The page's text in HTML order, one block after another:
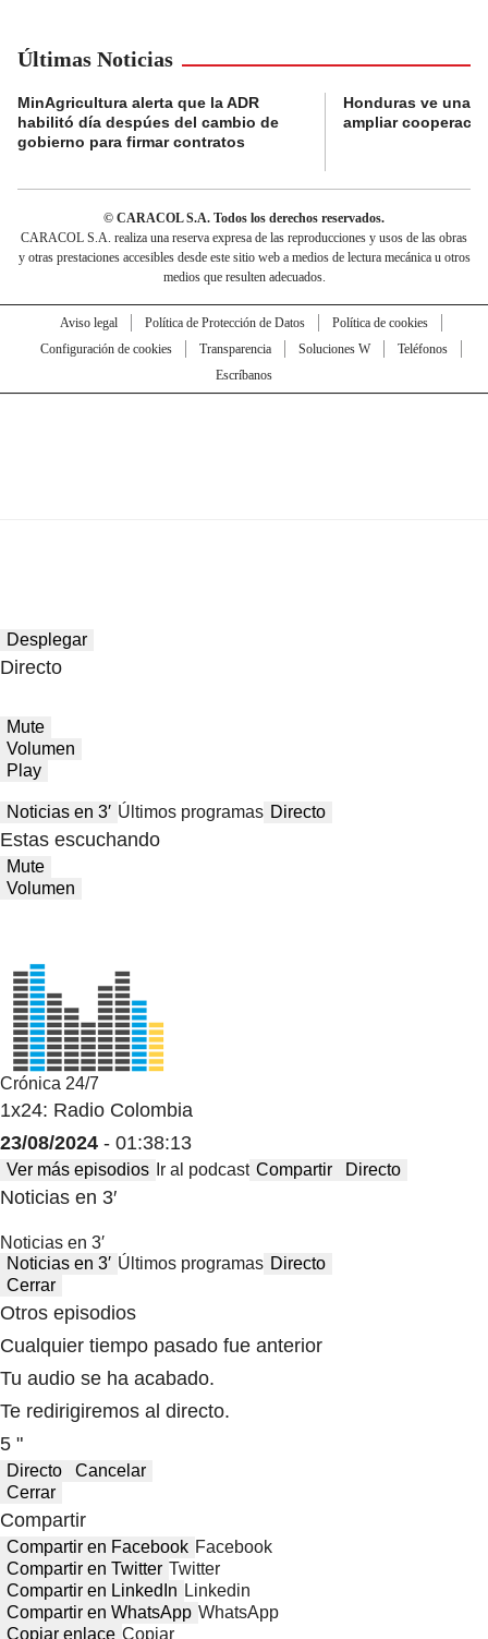
Últimas Noticias
MinAgricultura alerta que la ADR
habilitó día despúes del cambio de
gobierno para firmar contratos
Honduras ve una
ampliar
© CARACOL S.A. Todos los derechos reservados.
CARACOL S.A. realiza una reserva expresa de las reproducciones y usos de las obras
y otras prestaciones accesibles desde este sitio web a medios de lectura mecánica u otros
medios que resulten adecuados.
Aviso legal Política de Protección de Datos
Política de cookies
Configuración de cookies
Transparencia Soluciones W
Teléfonos
Escríbanos
Desplegar
Directo
Mute
Volumen
Play
Noticias en 3′ Últimos programas Directo
Estas escuchando
Mute
Volumen
Crónica 24/7
1x24: Radio Colombia
23/08/2024 - 01:38:13
Ver más episodios Ir al podcast Compartir Directo
Noticias en 3′
Noticias en 3′
Noticias en 3′ Últimos programas Directo
Cerrar
Otros episodios
Cualquier tiempo pasado fue anterior
Tu audio se ha acabado.
Te redirigiremos al directo.
5 "
Directo
Cancelar
Cerrar
Compartir
Compartir en Facebook Facebook
Compartir en Twitter Twitter
Compartir en LinkedIn Linkedin
Compartir en WhatsApp WhatsApp
Copiar enlace Copiar